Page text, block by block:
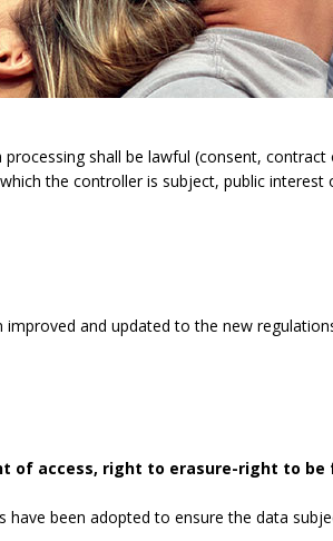
shall be lawful (consent,
the controller is subject, public
and updated to the new
of access, right to erasure-right to
have been adopted to ensure the data